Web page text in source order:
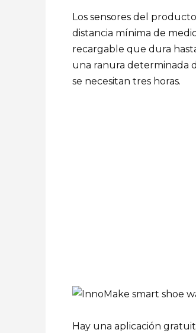
Los sensores del
distancia mínima de
recargable que dura
una ranura determinada
se necesitan tres horas.
Hay una aplicación